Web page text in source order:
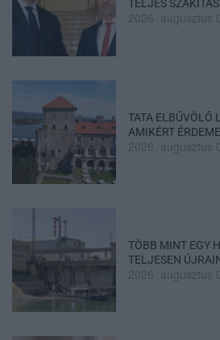
TELJES
2026. augusztus
TATA ELBŰVÖLŐ
AMIKÉRT
2026. augusztus
TÖBB MINT EGY
TELJESEN
2026. augusztus